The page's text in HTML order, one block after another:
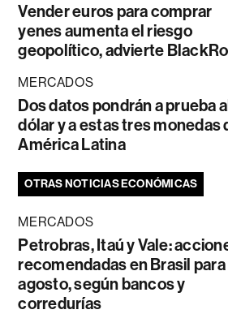
Vender euros para comprar
yenes aumenta el riesgo
geopolítico, advierte
MERCADOS
Dos datos pondrán a prueba
dólar y a estas tres monedas
América Latina
OTRAS NOTICIAS ECONÓMICAS
MERCADOS
Petrobras, Itaú y Vale:
recomendadas en Brasil para
agosto, según bancos y
corredurías